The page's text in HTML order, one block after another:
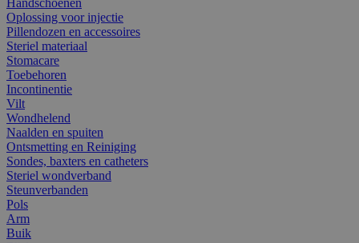
Oplossing voor injectie
Pillendozen en accessoires
Steriel materiaal
Stomacare
Toebehoren
Incontinentie
Vilt
Wondhelend
Naalden en spuiten
Ontsmetting en Reiniging
Sondes, baxters en catheters
Steriel wondverband
Steunverbanden
Pols
Arm
Buik